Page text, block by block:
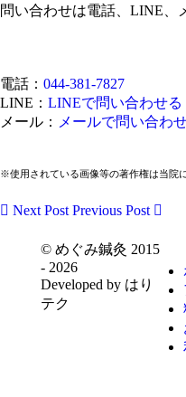
問い合わせは電話、LINE、
電話： 044-381-7827
LINE： LINEで問い合わせる
メール：
メールで問い合わ
※使用されている画像等の著作権は当院
Next Post Previous Post
© めぐみ鍼灸 2015
- 2026
Developed by はり
テク